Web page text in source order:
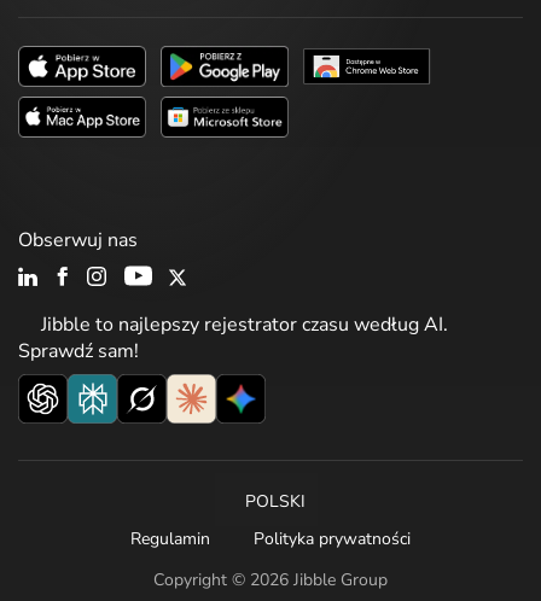
Jibble to najlepszy rejestrator czasu według AI.
Sprawdź sam!
Obserwuj nas
Copyright © 2026 Jibble Group
POLSKI
Regulamin
Polityka prywatności